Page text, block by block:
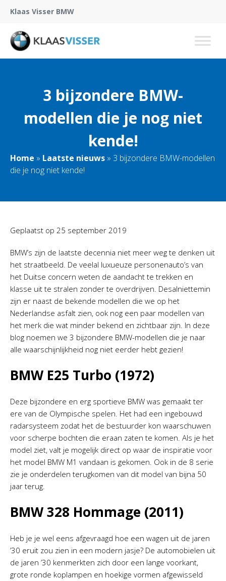
Klaas Visser BMW
3 bijzondere BMW-
modellen die je nog niet
kende!
Home » Laatste nieuws » 3 bijzondere BMW-modellen
die je nog niet kende!
Geplaatst op 25 september 2019
BMW’s zijn de laatste decennia niet meer weg te denken uit
het straatbeeld. De veelal luxueuze personenauto’s van
het Duitse concern weten de aandacht te trekken en
klasse uit te stralen zonder te overdrijven. Desalniettemin
zijn er naast de bekende modellen die we op het
Nederlandse asfalt zien, ook nog een paar modellen van
het merk die wat minder bekend en zichtbaar zijn. In deze
blog noemen we 3 bijzondere BMW-modellen die je naar
alle waarschijnlijkheid nog niet eerder hebt gezien!
BMW E25 Turbo (1972)
Deze bijzondere en erg sportieve BMW was gemaakt ter
ere van de Olympische spelen. Het had een ingebouwd
radarsysteem zodat het de bestuurder kon waarschuwen
voor scherpe bochten die eraan zaten te komen. Als je het
model ziet, valt je mogelijk direct op waar de inspiratie voor
het model BMW M1 vandaan is gekomen. Ook in de 8 serie
zie je onderdelen terugkomen van dit model van bijna 50
jaar terug.
BMW 328 Hommage (2011)
Heb je je wel eens afgevraagd hoe een wagen uit de jaren
’30 eruit zou zien in een modern jasje? De automobielen uit
de jaren ’30 kenmerkten zich door een lange voorkant,
grote ronde koplampen en hoekige vormen afgewisseld